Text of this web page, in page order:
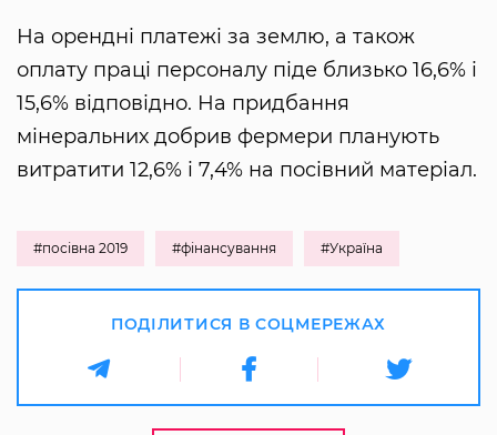
На орендні платежі за землю, а також
оплату праці персоналу піде близько 16,6% і
15,6% відповідно. На придбання
мінеральних добрив фермери планують
витратити 12,6% і 7,4% на посівний матеріал.
#посівна 2019 #фінансування #Україна
ПОДІЛИТИСЯ В СОЦМЕРЕЖАХ